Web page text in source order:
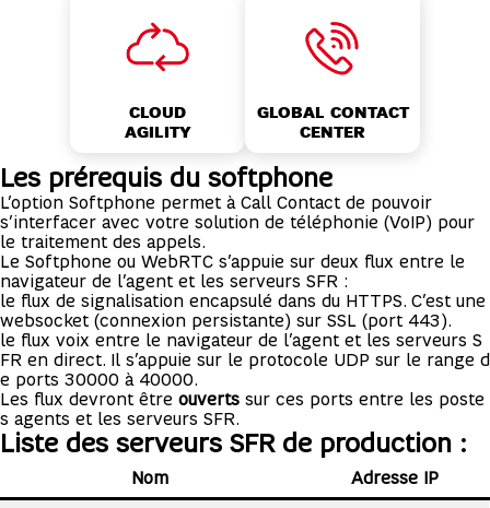
CLOUD
AGILITY
GLOBAL CONTACT
CENTER
Les prérequis du softphone
L’option Softphone permet à Call Contact de pouvoir
s’interfacer avec votre solution de téléphonie (VoIP) pour
le traitement des appels.
Le Softphone ou WebRTC s’appuie sur deux flux entre le
navigateur de l’agent et les serveurs SFR :
le flux de signalisation encapsulé dans du HTTPS. C’est une
websocket (connexion persistante) sur SSL (port 443).
le flux voix entre le navigateur de l’agent et les serveurs S
FR en direct. Il s’appuie sur le protocole UDP sur le range d
e ports 30000 à 40000.
Les flux devront être ouverts sur ces ports entre les poste
s agents et les serveurs SFR.
Liste des serveurs SFR de production :
Nom Adresse IP